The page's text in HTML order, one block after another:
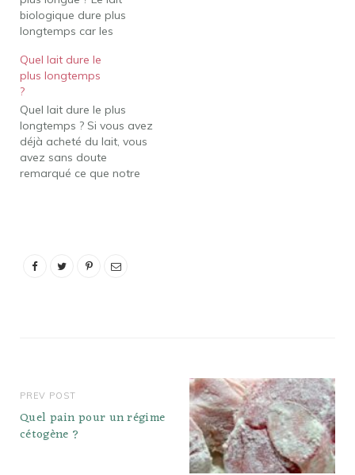
biologique dure plus
longtemps car les
procédé différent pour le
conserver. Le lait qui subit
UHT n'a pas besoin
d'être réfrigéré et peut
rester en rayon jusqu'à
six mois. Le lait ordinaire
peut…
Quel lait dure le
plus longtemps
?
Quel lait dure le plus
longtemps ? Si vous avez
déjà acheté du lait, vous
avez sans doute
remarqué ce que notre
longtemps, jusqu'à un
PREV POST
Quel pain pour un régime
cétogène ?